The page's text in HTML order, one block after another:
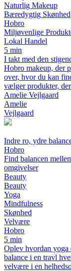
Naturlig Makeup
Bæredygtig Skønhed
Hobro
Miljøvenlige
Lokal Handel
5 min
I takt med den
Hobro makeup, der
over, hvor du kan
vælger produkter,
Amelie Vejlgaard
Amelie
Vejlgaard
Indre ro, ydre
Hobro
Find balancen
omgivelser
Beauty
Beauty
Yoga
Mindfulness
Skønhed
Velvære
Hobro
5 min
Oplev hvordan yoga
balance i en travl
velvære i en